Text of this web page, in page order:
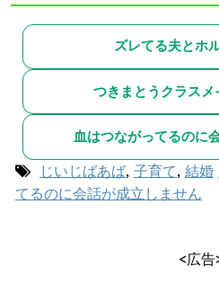
ズレてる夫とホ
つきまとうクラスメ
血はつながってるのに
じいじばあば, 子育て, 結婚
てるのに会話が成立しません
<広告